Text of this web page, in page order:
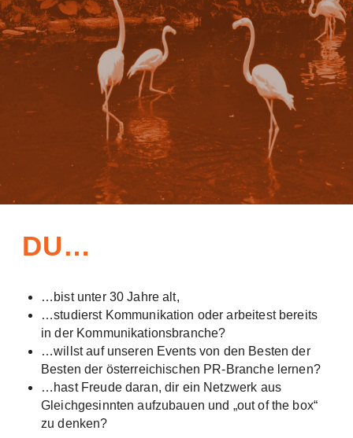
DU…
…bist unter 30 Jahre alt,
…studierst Kommunikation oder arbeitest bereits
in der Kommunikationsbranche?
…willst auf unseren Events von den Besten der
Besten der österreichischen PR-Branche lernen?
…hast Freude daran, dir ein Netzwerk aus
Gleichgesinnten aufzubauen und „out of the box“
zu denken?